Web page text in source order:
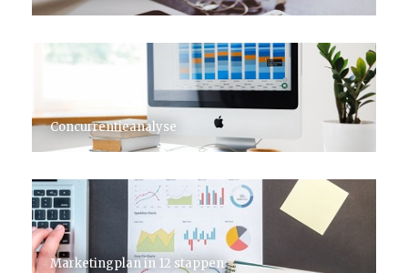
Concurrentieanalyse
Marketingplan in 12 stappen